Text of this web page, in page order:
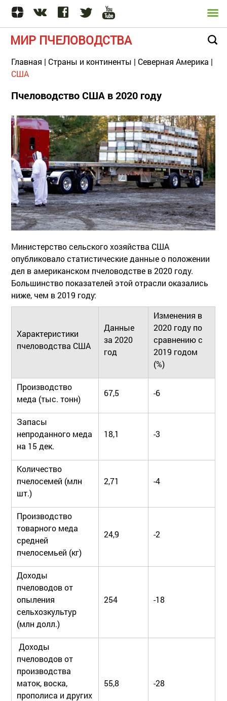
МИР ПЧЕЛОВОДСТВА
Главная | Страны и континенты | Северная Америка |
США
Пчеловодство США в 2020 году
Министерство сельского хозяйства США
опубликовало статистические данные о положении
дел в американском пчеловодстве в 2020 году.
Большинство показателей этой отрасли оказались
ниже, чем в 2019 году:
Характеристики
пчеловодства США
Данные
за 2020
год
Изменения в
2020 году по
сравнению с
2019 годом
(%)
Производство
меда (тыс. тонн)
67,5 -6
Запасы
непроданного меда
на 15 дек.
18,1 -3
Количество
пчелосемей (млн
шт.)
2,71 -4
Производство
товарного меда
средней
пчелосемьей (кг)
24,9 -2
Доходы
пчеловодов от
опыления
сельхозкультур
(млн долл.)
254 -18
Доходы
пчеловодов от
производства
маток, воска,
прополиса и других
55,8 -28